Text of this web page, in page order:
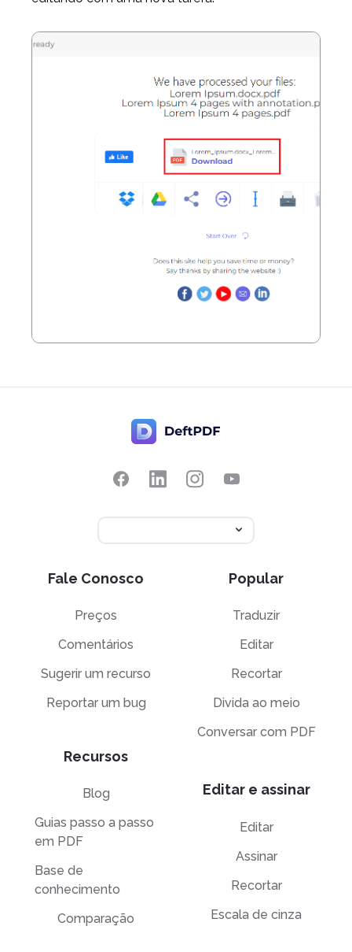
Fale Conosco
Preços
Comentários
Sugerir um recurso
Reportar um bug
Recursos
Blog
Guias passo a passo
em PDF
Base de
conhecimento
Comparação
Popular
Traduzir
Editar
Recortar
Divida ao meio
Conversar com PDF
Editar e assinar
Editar
Assinar
Recortar
Escala de cinza